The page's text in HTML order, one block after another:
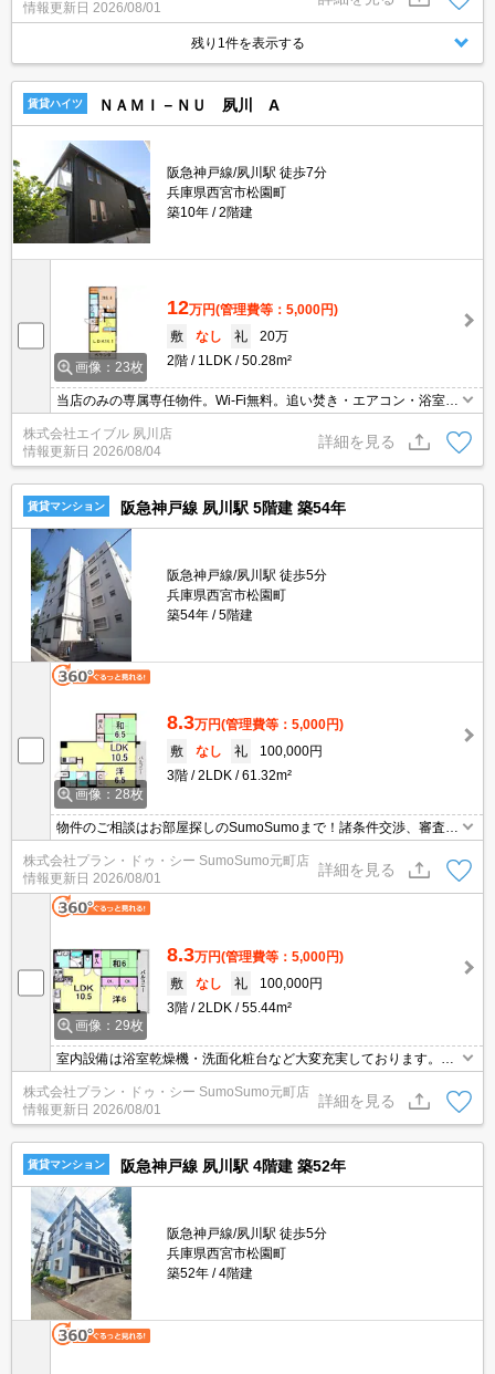
ーホン・オートロックなど充実しているので、防犯対策もばっちり
です。TV好きには堪らない、CATV対応物件となっています。
情報更新日 2026/08/01
残り1件を表示する
賃貸ハイツ ＮＡＭＩ－ＮＵ 夙川 A
阪急神戸線/夙川駅 徒歩7分
兵庫県西宮市松園町
築10年
2階建
画像：23枚
12万円(管理費等：5,000円)
敷
なし 礼
20万
2階
1LDK 50.28m²
当店のみの専属専任物件。Wi-Fi無料。追い焚き・エアコン・浴室乾
燥機付きで設備充実!。最上階角部屋です。新婚様のスイートホーム
に。保証会社加入要(初回保証料賃料の50%、月次保証料2%)。
株式会社エイブル 夙川店
情報更新日 2026/08/04
詳細を見る
賃貸マンション 阪急神戸線 夙川駅 5階建 築54年
阪急神戸線/夙川駅 徒歩5分
兵庫県西宮市松園町
築54年
5階建
画像：28枚
8.3万円(管理費等：5,000円)
敷
なし 礼
100,000円
3階
2LDK 61.32m²
物件のご相談はお部屋探しのSumoSumoまで！諸条件交渉、審査等
自信がございます！是非一度ご相談ください♪♪
株式会社プラン・ドゥ・シー SumoSumo元町店
情報更新日 2026/08/01
詳細を見る
画像：29枚
8.3万円(管理費等：5,000円)
敷
なし 礼
100,000円
3階
2LDK 55.44m²
室内設備は浴室乾燥機・洗面化粧台など大変充実しております。収
利用することも可能です。セキュリティ面は、オートロック・TVイ
ンターホンなど充実しているので、防犯対策もばっちりです。高ニ
ーズな駅近の物件で、徒歩5分で駅に行くことができます。
株式会社プラン・ドゥ・シー SumoSumo元町店
情報更新日 2026/08/01
詳細を見る
賃貸マンション 阪急神戸線 夙川駅 4階建 築52年
阪急神戸線/夙川駅 徒歩5分
兵庫県西宮市松園町
築52年
4階建